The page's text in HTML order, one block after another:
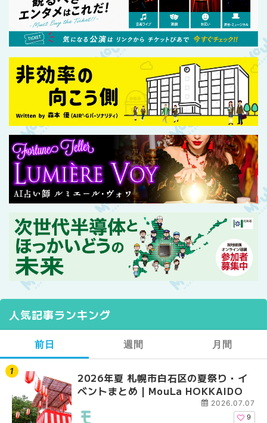
人気記事ランキング
前日
2026年夏 札幌市白石区の夏祭り・イ
ベントまとめ | MouLa HOKKAIDO
2026.07.07
9
週間
2026年夏 札幌市西区
ントまとめ | MouLa
月間
【2026年最新】札幌
ガーデン｜オープン日
大通公園から穴場テ